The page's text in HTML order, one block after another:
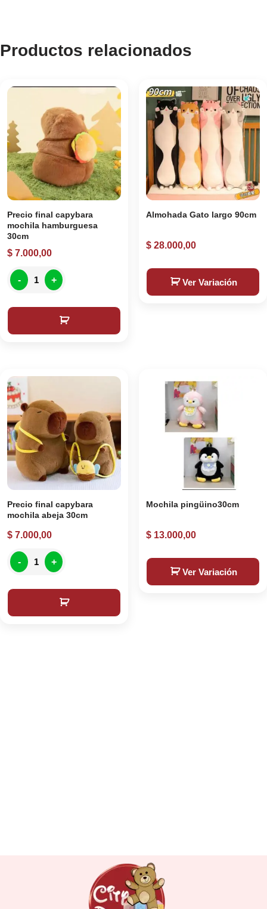
Productos relacionados
Precio final capybara
mochila hamburguesa
30cm
$ 7.000,00
- +
Almohada Gato largo 90cm
$28.000,00
Ver Variación
Precio final capybara
mochila abeja 30cm
$ 7.000,00
- +
Mochila pingüino30cm
$13.000,00
Ver Variación